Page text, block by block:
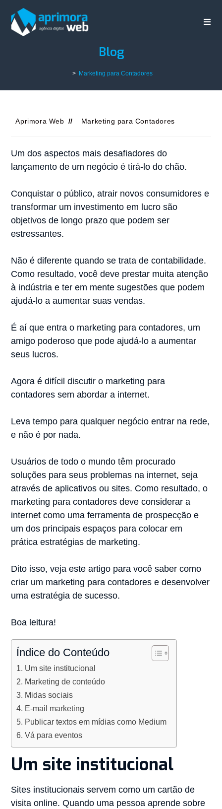
Blog
> Marketing para Contadores
Aprimora Web Marketing para Contadores
Um dos aspectos mais desafiadores do
lançamento de um negócio é tirá-lo do chão.
Conquistar o público, atrair novos consumidores e
transformar um investimento em lucro são
objetivos de longo prazo que podem ser
estressantes.
Não é diferente quando se trata de contabilidade.
Como resultado, você deve prestar muita atenção
à indústria e ter em mente sugestões que podem
ajudá-lo a aumentar suas vendas.
É aí que entra o marketing para contadores, um
amigo poderoso que pode ajudá-lo a aumentar
seus lucros.
Agora é difícil discutir o marketing para
contadores sem abordar a internet.
Leva tempo para qualquer negócio entrar na rede,
e não é por nada.
Usuários de todo o mundo têm procurado
soluções para seus problemas na internet, seja
através de aplicativos ou sites. Como resultado, o
marketing para contadores deve considerar a
internet como uma ferramenta de prospecção e
um dos principais espaços para colocar em
prática estratégias de marketing.
Dito isso, veja este artigo para você saber como
criar um marketing para contadores e desenvolver
uma estratégia de sucesso.
Boa leitura!
Índice do Conteúdo
Um site institucional
Marketing de conteúdo
Midas sociais
E-mail marketing
Publicar textos em mídias como Medium
Vá para eventos
Um site institucional
Sites institucionais servem como um cartão de
visita online. Quando uma pessoa aprende sobre